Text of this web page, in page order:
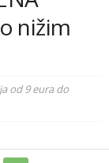
nižim
od 9 eura do